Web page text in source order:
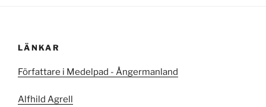
LÄNKAR
Författare i Medelpad - Ångermanland
Alfhild Agrell